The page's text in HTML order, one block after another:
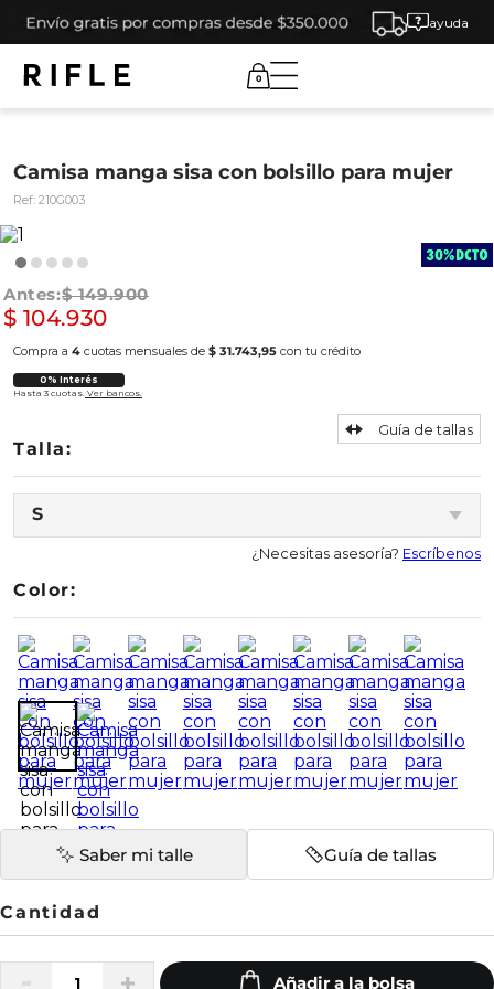
ayuda
0
Camisa manga sisa con bolsillo para mujer
Ref: 210G003
$ 149.900
$ 104.930
Compra a 4 cuotas mensuales de $ 31.743,95 con tu crédito
0% Interés
Hasta 3 cuotas. Ver bancos.
S
Guía de tallas
¿Necesitas asesoría? Escríbenos
Color:
Saber mi talle Guía de tallas